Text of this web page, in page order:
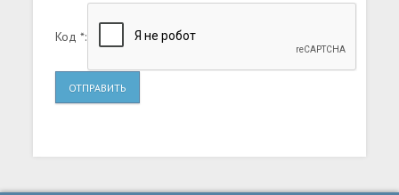
Код *:
ОТПРАВИТЬ